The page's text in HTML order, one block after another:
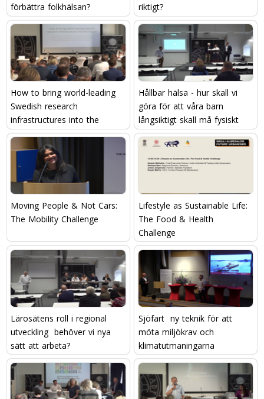
förbättra folkhälsan?
riktigt?
How to bring world-leading
Swedish research
infrastructures into the
future?
Hållbar hälsa - hur skall vi
göra för att våra barn
långsiktigt skall må fysiskt
och psykisk bra?
Moving People & Not Cars:
The Mobility Challenge
Lifestyle as Sustainable Life:
The Food & Health
Challenge
Lärosätens roll i regional
utveckling  behöver vi nya
sätt att arbeta?
Sjöfart  ny teknik för att
möta miljökrav och
klimatutmaningarna